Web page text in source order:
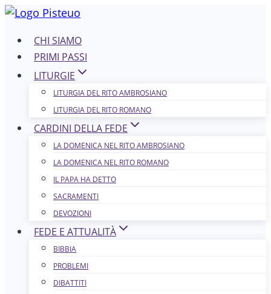
Salta
contenutoCHI SIAMO
PRIMI PASSI
LITURGIE
LITURGIA DEL RITO AMBROSIANO
LITURGIA DEL RITO ROMANO
CARDINI DELLA FEDE
LA DOMENICA NEL R​​​​​​ITO AMBROSIANO
LA DOMENICA NEL RITO ROMANO
IL PAPA HA DETTO
SACRAMENTI
DEVOZIONI
FEDE E ATTUALITÀ
BIBBIA
PROBLEMI
DIBATTITI